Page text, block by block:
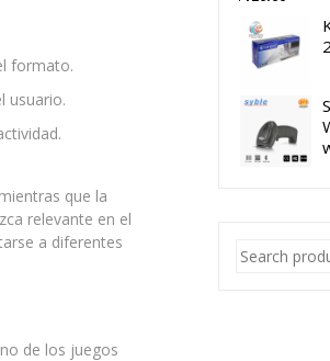
formato.
usuario.
que la
relevante en el
a diferentes
de los juegos
Search
for: